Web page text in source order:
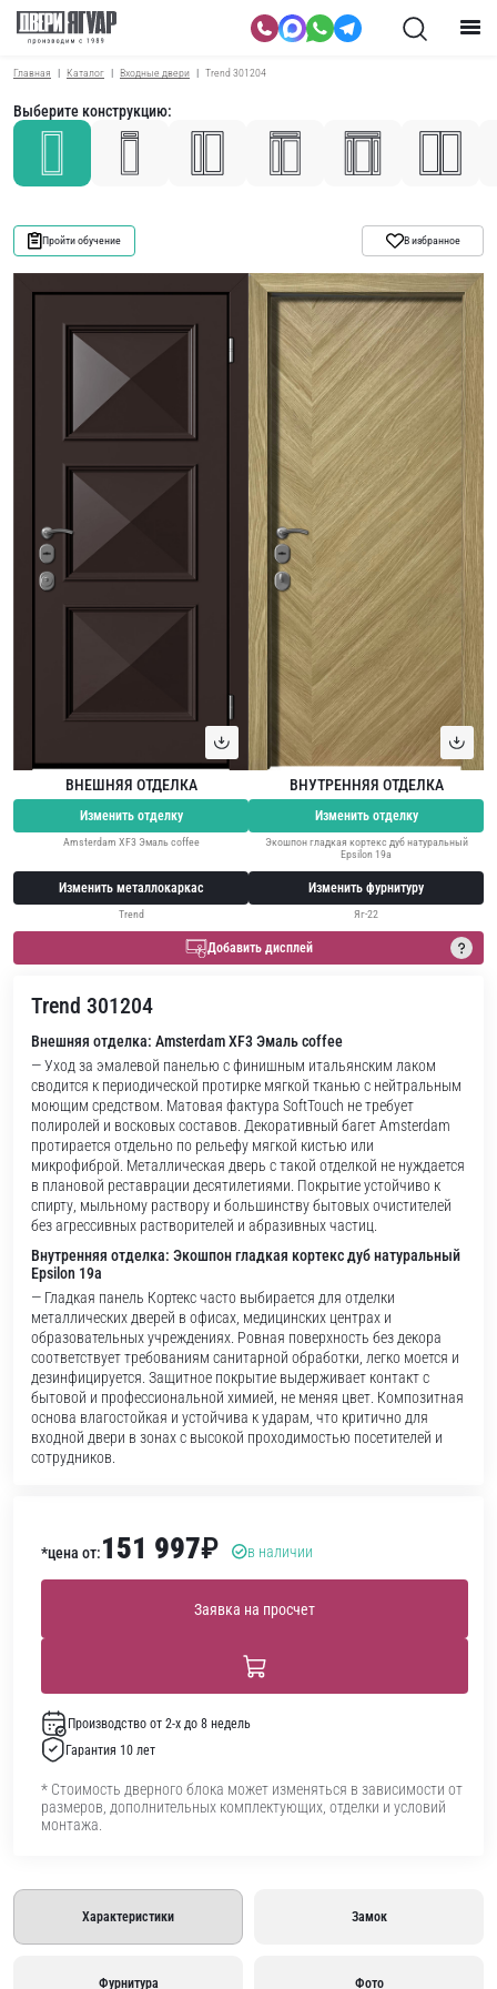
Главная Каталог Входные двери Trend 301204
Выберите конструкцию:
Пройти обучение В избранное
ВНЕШНЯЯ ОТДЕЛКА
Изменить отделку
Amsterdam XF3 Эмаль coffee
Изменить металлокаркас
Trend
ВНУТРЕННЯЯ ОТДЕЛКА
Изменить отделку
Экошпон гладкая кортекс дуб натуральный
Epsilon 19a
Изменить фурнитуру
Яг-22
Добавить дисплей
Trend 301204
Внешняя отделка: Amsterdam XF3 Эмаль coffee
— Уход за эмалевой панелью с финишным итальянским лаком
сводится к периодической протирке мягкой тканью с нейтральным
моющим средством. Матовая фактура SoftTouch не требует
полиролей и восковых составов. Декоративный багет Amsterdam
протирается отдельно по рельефу мягкой кистью или
микрофиброй. Металлическая дверь с такой отделкой не нуждается
в плановой реставрации десятилетиями. Покрытие устойчиво к
спирту, мыльному раствору и большинству бытовых очистителей
без агрессивных растворителей и абразивных частиц.
Внутренняя отделка: Экошпон гладкая кортекс дуб натуральный
Epsilon 19a
— Гладкая панель Кортекс часто выбирается для отделки
металлических дверей в офисах, медицинских центрах и
образовательных учреждениях. Ровная поверхность без декора
соответствует требованиям санитарной обработки, легко моется и
дезинфицируется. Защитное покрытие выдерживает контакт с
бытовой и профессиональной химией, не меняя цвет. Композитная
основа влагостойкая и устойчива к ударам, что критично для
входной двери в зонах с высокой проходимостью посетителей и
сотрудников.
*цена от:151 997₽ в наличии
Заявка на просчет
Производство от 2-х до 8 недель
Гарантия 10 лет
* Стоимость дверного блока может изменяться в зависимости от
размеров, дополнительных комплектующих, отделки и условий
монтажа.
Характеристики Замок
Фурнитура Фото